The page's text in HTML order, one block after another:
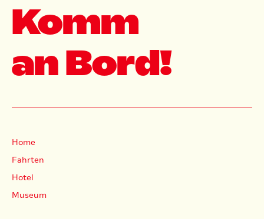
Komm
an Bord!
Home
Fahrten
Hotel
Museum